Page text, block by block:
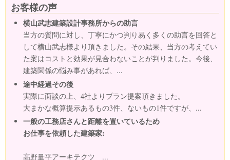
お客様の声
横山武志建築設計事務所からの助言
当方の質問に対し、丁寧にかつ判り易く多くの助言を回答と
して横山武志様より頂きました。その結果、当方の考えてい
た案はコストと効果が見合わないことが判りました。今後、
建築関係の悩み事があれば、...
途中経過その後
実際に面談の上、4社よりプラン提案頂きました。
大まかな概算提示あるもの3件、ないもの1件ですが、...
一般の工務店さんと距離を置いているため
お仕事を依頼した建築家:
高野量平アーキテクツ ...